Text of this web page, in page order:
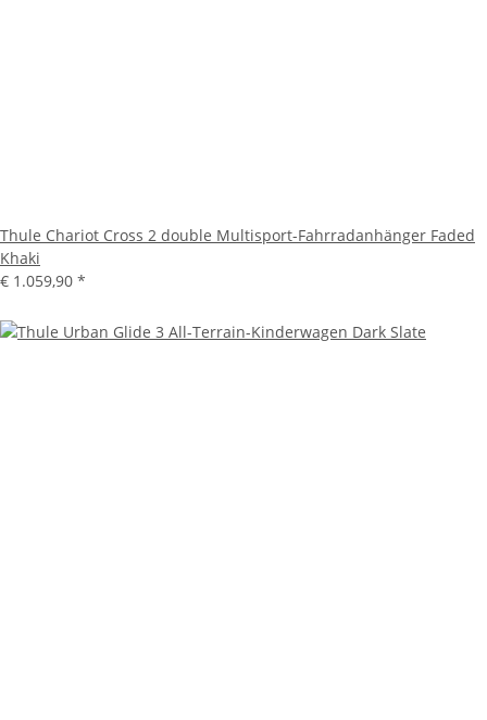
Thule Chariot Cross 2 double Multisport-Fahrradanhänger Faded
Khaki
€ 1.059,90 *